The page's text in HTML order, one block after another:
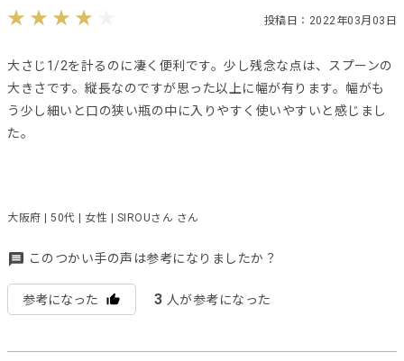
投稿日：2022年03月03日
大さじ1/2を計るのに凄く便利です。少し残念な点は、スプーンの
大きさです。縦長なのですが思った以上に幅が有ります。幅がも
う少し細いと口の狭い瓶の中に入りやすく使いやすいと感じまし
た。
大阪府 | 50代 | 女性 | SIROUさん さん
このつかい手の声は参考になりましたか？
参考になった 3 人が参考になった